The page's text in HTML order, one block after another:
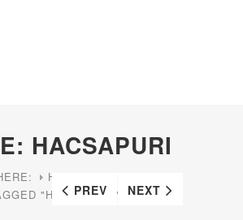
HACSAPURI
HOME
"HACSAPURI"
PREV NEXT